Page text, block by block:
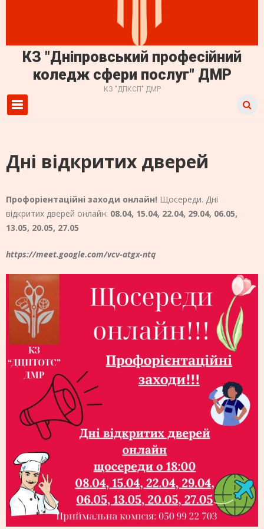
КЗ "Дніпровський професійний
коледж сфери послуг" ДМР
КЗ "ДПКСП" ДМР
Дні відкритих дверей
Профоріентаційні заходи онлайн! Щосереди. Дні
відкритих дверей онлайн: 08.04, 15.04, 22.04, 29.04, 06.05,
13.05, 20.05, 27.05
https://meet.google.com/vcv-atgx-ntq